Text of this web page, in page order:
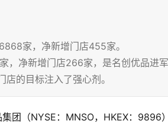
家，净新增门店455家。
，净新增门店266家，是名创优品进
的目标注入了强心剂。
团（NYSE：MNSO，HKEX：9896